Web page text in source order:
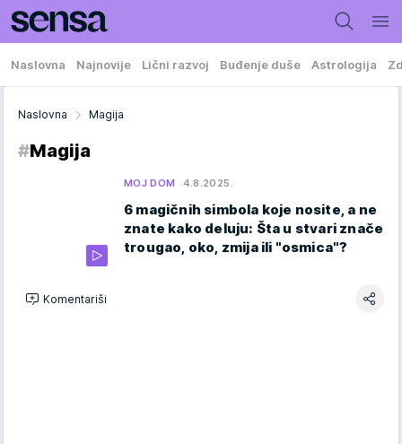
Naslovna Najnovije Lični razvoj Buđenje duše Astrologija
Naslovna Magija
#Magija
MOJ DOM 4.8.2025.
6 magičnih simbola koje nosite, a ne
znate kako deluju: Šta u stvari znače
trougao, oko, zmija ili "osmica"?
Komentariši